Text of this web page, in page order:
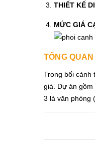
THIẾT KẾ
MỨC GIÁ
TỔNG
Trong bối cảnh
giá. Dự án gồm
3 là văn phòng